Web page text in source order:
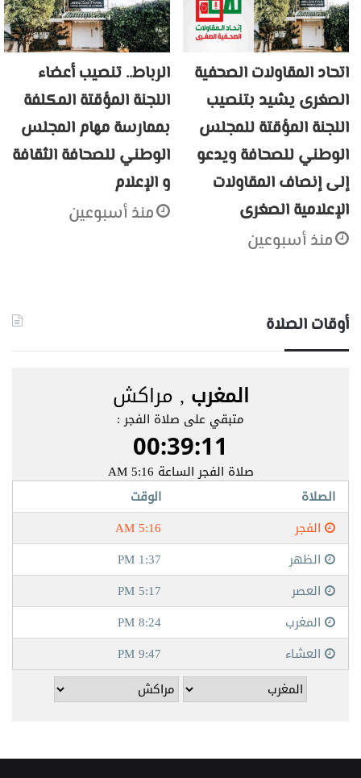
اتحاد المقاولات الصحفية
الصغرى يشيد بتنصيب
اللجنة المؤقتة للمجلس
الوطني للصحافة ويدعو
إلى إنصاف المقاولات
الإعلامية الصغرى
منذ أسبوعين
الرباط.. تنصيب أعضاء
اللجنة المؤقتة المكلفة
بممارسة مهام المجلس
الوطني للصحافة الثقافة
و الإعلام
منذ أسبوعين
أوقات الصلاة